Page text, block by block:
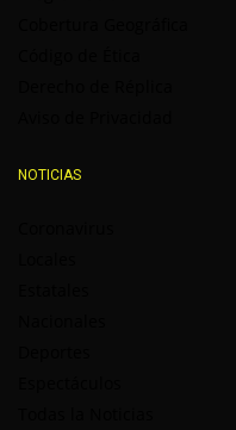
NOTICIAS